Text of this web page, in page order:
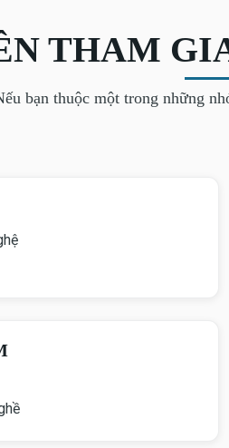
THAM
bạn thuộc một trong những